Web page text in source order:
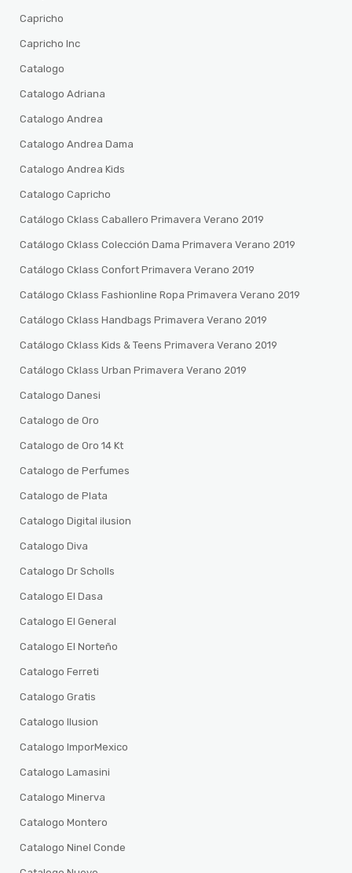
Capricho
Capricho Inc
Catalogo
Catalogo Adriana
Catalogo Andrea
Catalogo Andrea Dama
Catalogo Andrea Kids
Catalogo Capricho
Catálogo Cklass Caballero Primavera Verano 2019
Catálogo Cklass Colección Dama Primavera Verano 2019
Catálogo Cklass Confort Primavera Verano 2019
Catálogo Cklass Fashionline Ropa Primavera Verano 2019
Catálogo Cklass Handbags Primavera Verano 2019
Catálogo Cklass Kids & Teens Primavera Verano 2019
Catálogo Cklass Urban Primavera Verano 2019
Catalogo Danesi
Catalogo de Oro
Catalogo de Oro 14 Kt
Catalogo de Perfumes
Catalogo de Plata
Catalogo Digital ilusion
Catalogo Diva
Catalogo Dr Scholls
Catalogo El Dasa
Catalogo El General
Catalogo El Norteño
Catalogo Ferreti
Catalogo Gratis
Catalogo Ilusion
Catalogo ImporMexico
Catalogo Lamasini
Catalogo Minerva
Catalogo Montero
Catalogo Ninel Conde